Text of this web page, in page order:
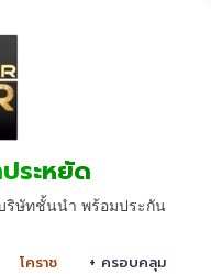
ประหยัด
ริษัทชั้นนำ พร้อมประกัน
โคราช
+ ครอบคลุม